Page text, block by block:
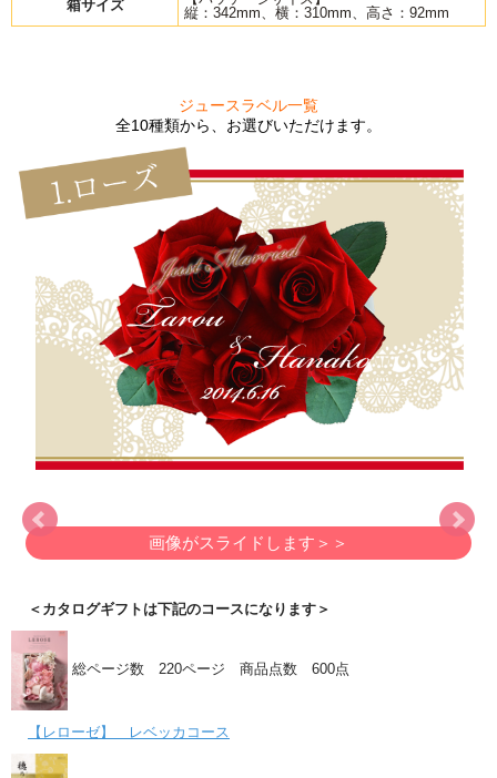
箱サイズ
縦：342mm、横：310mm、高さ：92mm
ジュースラベル一覧
全10種類から、お選びいただけます。
画像がスライドします＞＞
＜カタログギフトは下記のコースになります＞
総ページ数 220ページ 商品点数 600点
【レローゼ】 レベッカコース